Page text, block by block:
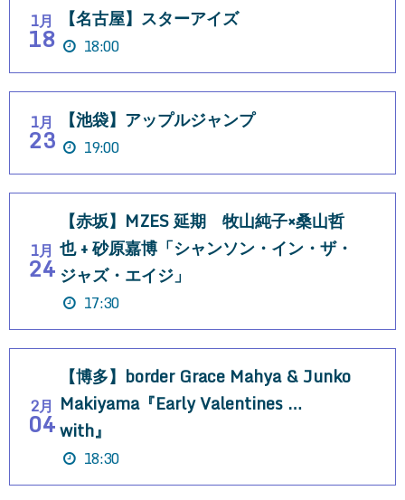
1月
18
【名古屋】スターアイズ
18:00
1月
23
【池袋】アップルジャンプ
19:00
1月
24
【赤坂】MZES 延期 牧山純子×桑山哲
也 + 砂原嘉博「シャンソン・イン・ザ・
ジャズ・エイジ」
17:30
2月
04
【博多】border Grace Mahya & Junko
Makiyama『Early Valentines …
with』
18:30